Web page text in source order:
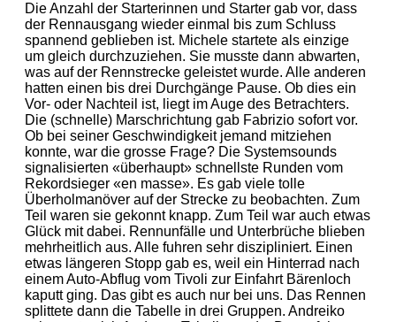
Die Anzahl der Starterinnen und Starter gab vor, dass
der Rennausgang wieder einmal bis zum Schluss
spannend geblieben ist. Michele startete als einzige
um gleich durchzuziehen. Sie musste dann abwarten,
was auf der Rennstrecke geleistet wurde. Alle anderen
hatten einen bis drei Durchgänge Pause. Ob dies ein
Vor- oder Nachteil ist, liegt im Auge des Betrachters.
Die (schnelle) Marschrichtung gab Fabrizio sofort vor.
Ob bei seiner Geschwindigkeit jemand mitziehen
konnte, war die grosse Frage? Die Systemsounds
signalisierten «überhaupt» schnellste Runden vom
Rekordsieger «en masse». Es gab viele tolle
Überholmanöver auf der Strecke zu beobachten. Zum
Teil waren sie gekonnt knapp. Zum Teil war auch etwas
Glück mit dabei. Rennunfälle und Unterbrüche blieben
mehrheitlich aus. Alle fuhren sehr diszipliniert. Einen
etwas längeren Stopp gab es, weil ein Hinterrad nach
einem Auto-Abflug vom Tivoli zur Einfahrt Bärenloch
kaputt ging. Das gibt es auch nur bei uns. Das Rennen
splittete dann die Tabelle in drei Gruppen. Andreiko